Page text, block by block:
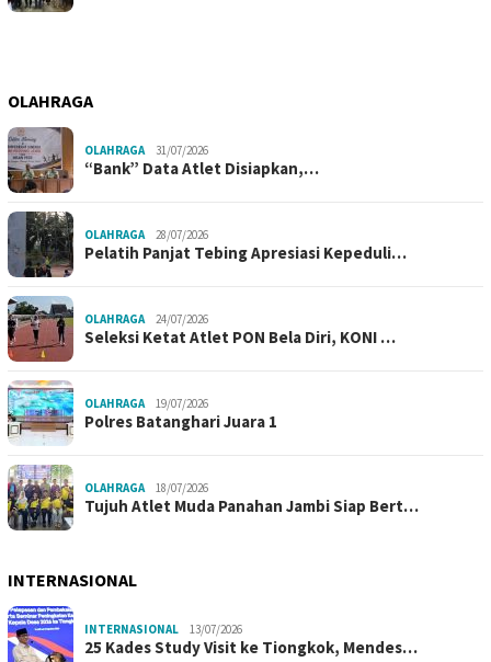
OLAHRAGA
OLAHRAGA 31/07/2026
“Bank” Data Atlet Disiapkan,…
OLAHRAGA 28/07/2026
Pelatih Panjat Tebing Apresiasi Kepeduli…
OLAHRAGA 24/07/2026
Seleksi Ketat Atlet PON Bela Diri, KONI …
OLAHRAGA 19/07/2026
Polres Batanghari Juara 1
OLAHRAGA 18/07/2026
Tujuh Atlet Muda Panahan Jambi Siap Bert…
INTERNASIONAL
INTERNASIONAL 13/07/2026
25 Kades Study Visit ke Tiongkok, Mendes…